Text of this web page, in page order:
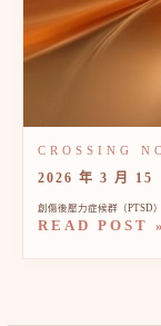
2026 年 3 月 15
創傷後壓力症候群（PTSD
READ POST »